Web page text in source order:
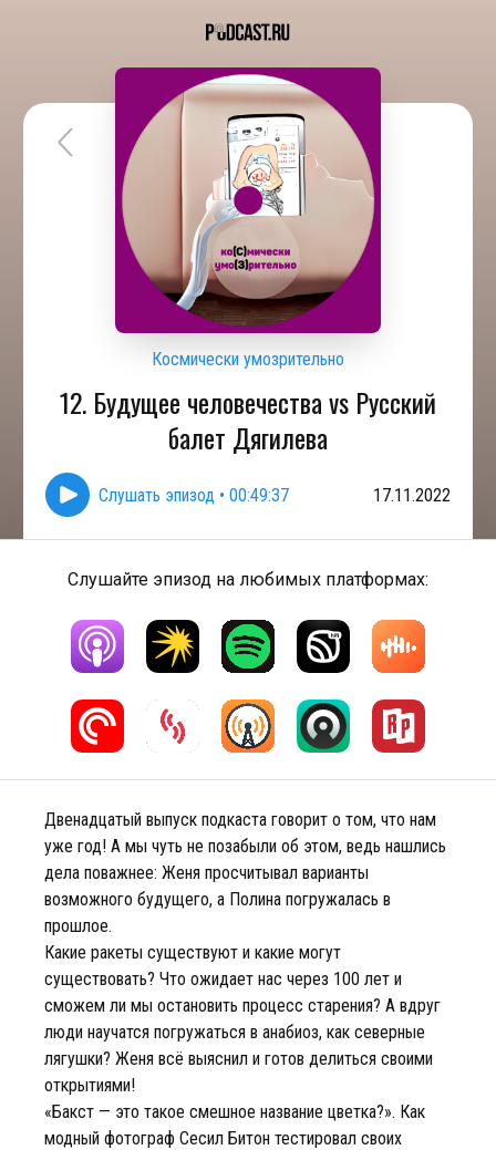
Космически умозрительно
12. Будущее человечества vs Русский
балет Дягилева
Слушать эпизод • 00:49:37 17.11.2022
Слушайте эпизод на любимых платформах:
Двенадцатый выпуск подкаста говорит о том, что нам
уже год! А мы чуть не позабыли об этом, ведь нашлись
дела поважнее: Женя просчитывал варианты
возможного будущего, а Полина погружалась в
прошлое.
Какие ракеты существуют и какие могут
существовать? Что ожидает нас через 100 лет и
сможем ли мы остановить процесс старения? А вдруг
люди научатся погружаться в анабиоз, как северные
лягушки? Женя всё выяснил и готов делиться своими
открытиями!
«Бакст — это такое смешное название цветка?». Как
модный фотограф Сесил Битон тестировал своих